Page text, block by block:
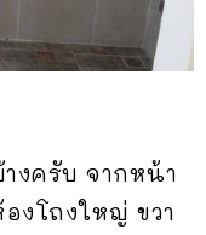
งครับ จากหน้า
งโถงใหญ่ ขวา